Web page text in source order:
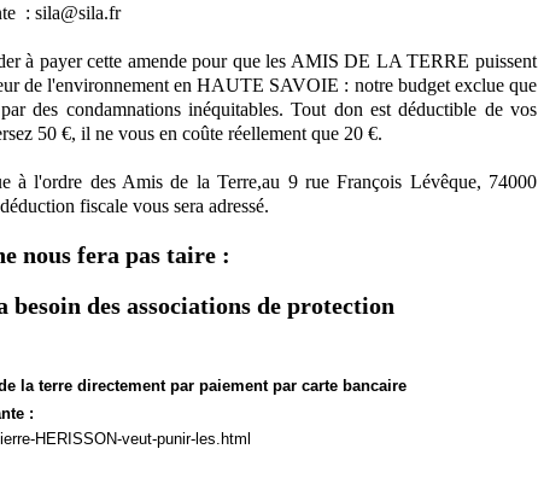
: sila@sila.fr
à payer cette amende pour que les AMIS DE LA TERRE puissent
de l'environnement en HAUTE SAVOIE : notre budget exclue que
des condamnations inéquitables. Tout don est déductible de vos
50 €, il ne vous en coûte réellement que 20 €.
à l'ordre des Amis de la Terre,au 9 rue François Lévêque, 74000
fiscale vous sera adressé.
nous fera pas taire :
des associations de protection
la terre directement par paiement par carte bancaire
:
HERISSON-veut-punir-les.html